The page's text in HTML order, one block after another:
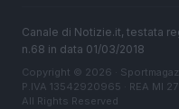
Canale di Notizie.it, testata
n.68 in data 01/03/2018
Copyright © 2026 ·
P.IVA 13542920965 · REA MI
All Rights Reserved